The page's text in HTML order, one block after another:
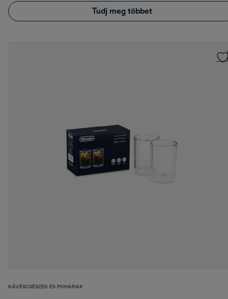
Tudj meg többet
KÁVÉSCSÉSZÉK ÉS POHARAK